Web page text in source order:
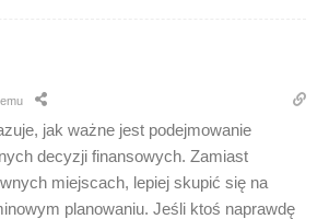
jak ważne jest podejmowanie
decyzji finansowych. Zamiast
miejscach, lepiej skupić się na
planowaniu. Jeśli ktoś naprawdę